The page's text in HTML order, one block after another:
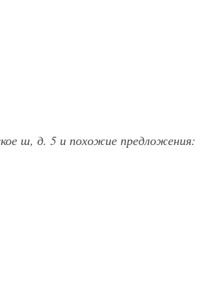
ш, д. 5 и похожие предложения: